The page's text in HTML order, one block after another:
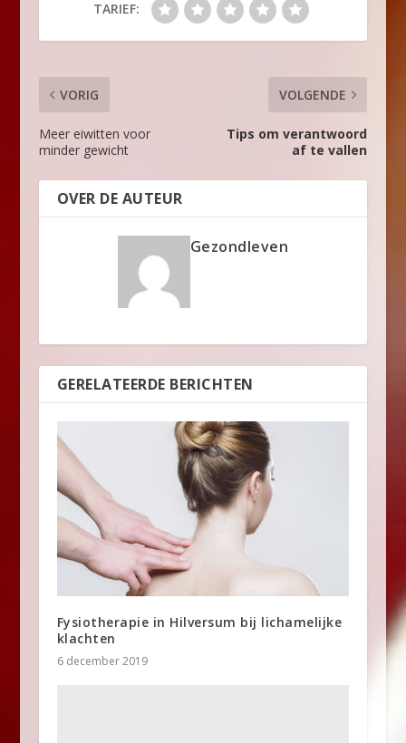
TARIEF:
VORIG
Meer eiwitten voor
minder gewicht
VOLGENDE
Tips om verantwoord
af te vallen
OVER DE AUTEUR
Gezondleven
GERELATEERDE BERICHTEN
Fysiotherapie in Hilversum bij lichamelijke
klachten
6 december 2019